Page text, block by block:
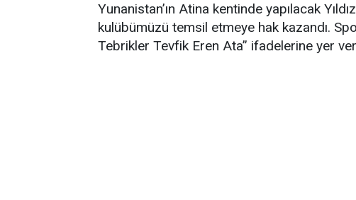
Yunanistan’ın Atina kentinde yapılacak
kulübümüzü temsil etmeye hak kazandı.
Tebrikler Tevfik Eren Ata” ifadelerine yer